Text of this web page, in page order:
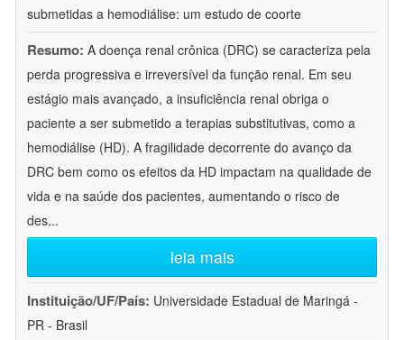
submetidas a hemodiálise: um estudo de coorte
Resumo: A doença renal crônica (DRC) se caracteriza pela
perda progressiva e irreversível da função renal. Em seu
estágio mais avançado, a insuficiência renal obriga o
paciente a ser submetido a terapias substitutivas, como a
hemodiálise (HD). A fragilidade decorrente do avanço da
DRC bem como os efeitos da HD impactam na qualidade de
vida e na saúde dos pacientes, aumentando o risco de
des...
leia mais
Instituição/UF/País: Universidade Estadual de Maringá -
PR - Brasil